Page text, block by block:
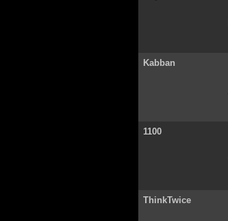
Kabban
1100
ThinkTwice